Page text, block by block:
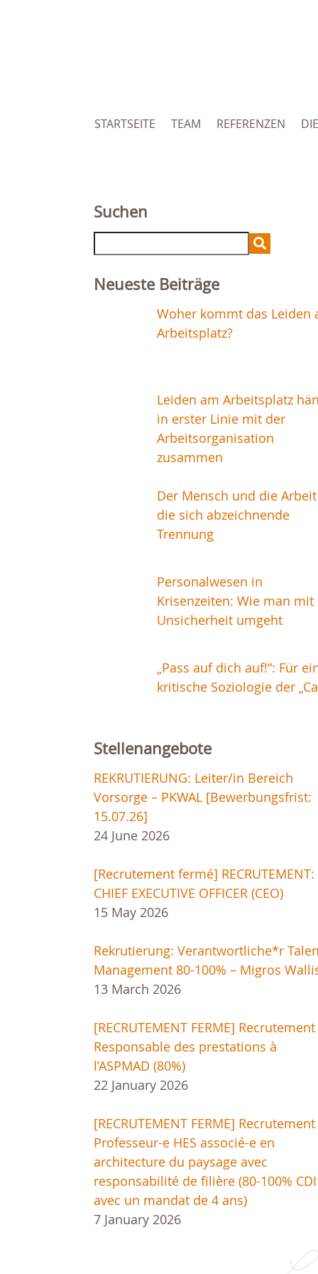
STARTSEITE TEAM REFERENZEN
Suchen
for:
Neueste Beiträge
Woher kommt das Leiden
Arbeitsplatz?
Leiden am Arbeitsplatz
in erster Linie mit der
Arbeitsorganisation
zusammen
Der Mensch und die
die sich abzeichnende
Trennung
Personalwesen in
Krisenzeiten: Wie man mit
Unsicherheit umgeht
„Pass auf dich auf!“: Für
kritische Soziologie der
Stellenangebote
REKRUTIERUNG: Leiter/in Bereich
Vorsorge – PKWAL [Bewerbungsfrist:
15.07.26]
24 June 2026
[Recrutement fermé] RECRUTEMENT:
CHIEF EXECUTIVE OFFICER (CEO)
15 May 2026
Rekrutierung: Verantwortliche*r
Management 80-100% – Migros
13 March 2026
[RECRUTEMENT FERME] Recrutement
Responsable des prestations à
l’ASPMAD (80%)
22 January 2026
[RECRUTEMENT FERME] Recrutement
Professeur-e HES associé-e en
architecture du paysage avec
responsabilité de filière (80-100% CDI
avec un mandat de 4 ans)
7 January 2026